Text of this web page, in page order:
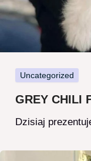
Uncategorized
GREY CHILI
Dzisiaj